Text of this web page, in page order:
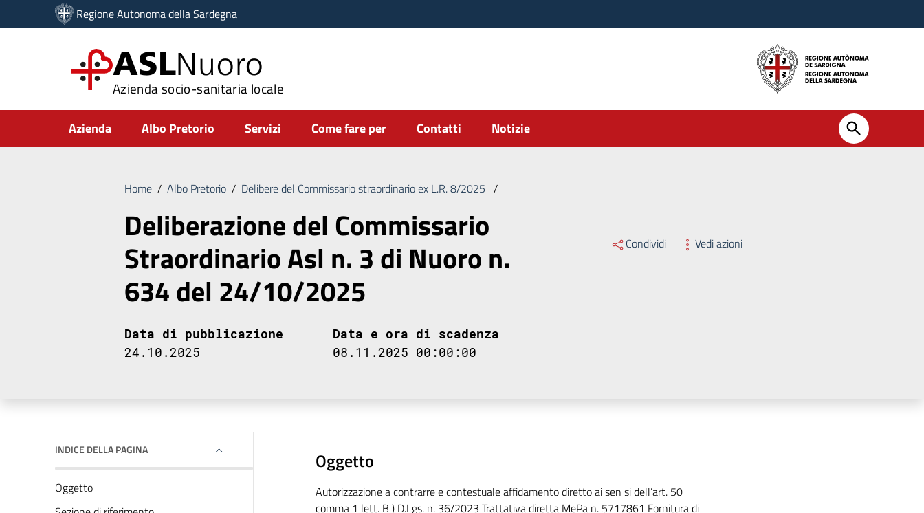
Vai ai contenuti
Vai al menu di navigazione
Regione Autonoma della Sardegna
ASLNuoro
Azienda socio-sanitaria locale
Submenu
Azienda Albo Pretorio Servizi Come fare per Contatti Notizie
Home / Albo Pretorio / Delibere del Commissario straordinario ex L.R. 8/2025 /
Deliberazione del Commissario
Straordinario Asl n. 3 di Nuoro n.
634 del 24/10/2025
Condividi Vedi azioni
Data di pubblicazione
24.10.2025
Data e ora di scadenza
08.11.2025 00:00:00
INDICE DELLA PAGINA
Oggetto
Oggetto
Autorizzazione a contrarre e contestuale affidamento diretto ai sen si dell’art. 50
comma 1 lett. B ) D.Lgs. n. 36/2023 Trattativa diretta MePa n. 5717861 Fornitura di